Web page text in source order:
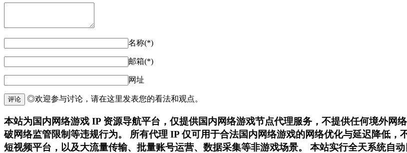
名称(*)
邮箱(*)
网址
评论 ◎欢迎参与讨论，请在这里发表您的看法和观点。
本站为国内网络游戏 IP 资源导航平台，仅提供国内网络游戏节点代理服务，不提供任何境外网
破网络监管限制等违规行为。 所有代理 IP 仅可用于合法国内网络游戏的网络优化与延迟降低
短视频平台，以及大流量传输、批量账号运营、数据采集等非游戏场景。 本站实行全天系统自